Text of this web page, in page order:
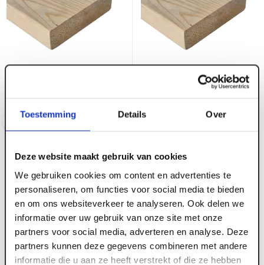
Toestemming Details Over
Deze website maakt gebruik van cookies
We gebruiken cookies om content en advertenties te
personaliseren, om functies voor social media te bieden
en om ons websiteverkeer te analyseren. Ook delen we
informatie over uw gebruik van onze site met onze
partners voor social media, adverteren en analyse. Deze
partners kunnen deze gegevens combineren met andere
informatie die u aan ze heeft verstrekt of die ze hebben
ART000038
Log in voor prijzen
ART004721
38 x 140 mm Vuren SLS
Log in voor prijzen
38 x 170 mm Vuren SLS
C24 FSC
38 x 170 mm Vuren SLS
C24 lange lengte FSC